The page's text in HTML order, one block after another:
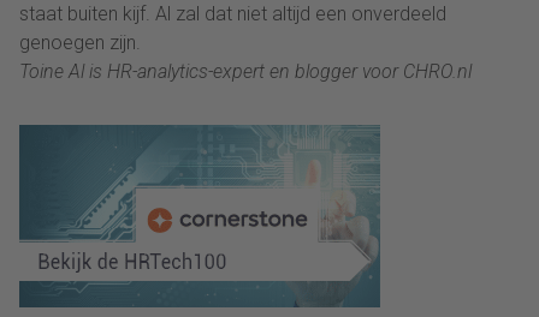
staat buiten kijf. Al zal dat niet altijd een onverdeeld
genoegen zijn.
Toine Al is HR-analytics-expert en blogger voor CHRO.nl